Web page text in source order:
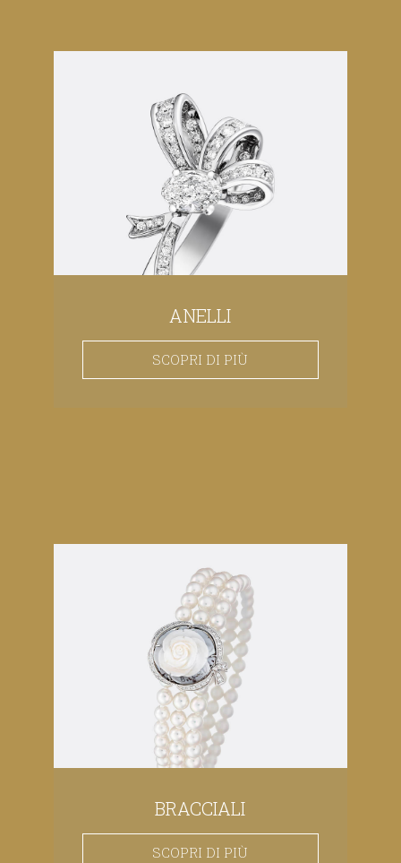
ANELLI
SCOPRI DI PIÙ
BRACCIALI
SCOPRI DI PIÙ